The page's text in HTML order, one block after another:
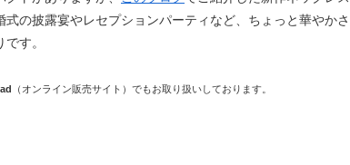
式の披露宴やレセプションパーティなど、ちょっと華やか
す。
（オンライン販売サイト）でもお取り扱いしております。